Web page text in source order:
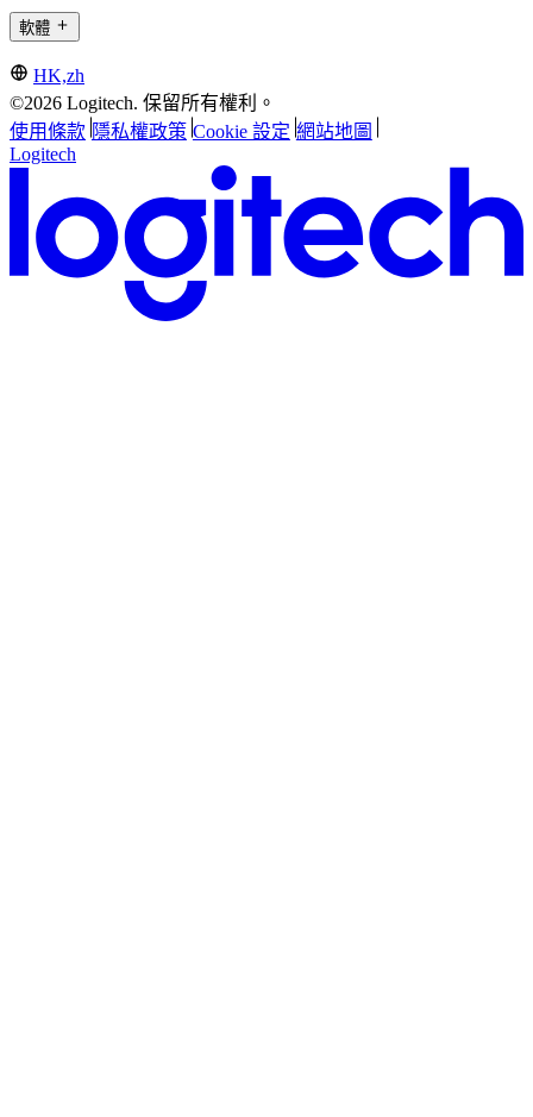
軟體
HK,zh
©2026 Logitech. 保留所有權利。
使用條款 隱私權政策 Cookie 設定 網站地圖
Logitech